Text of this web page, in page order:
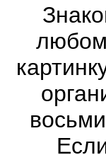
любом